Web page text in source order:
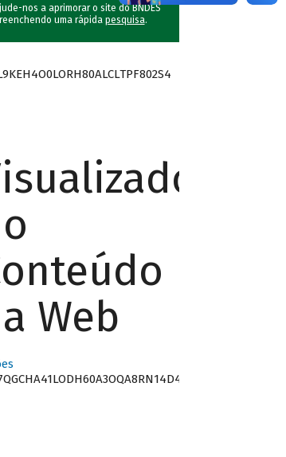
nos a aprimorar o site do BNDES
uma rápida pesquisa.
Web